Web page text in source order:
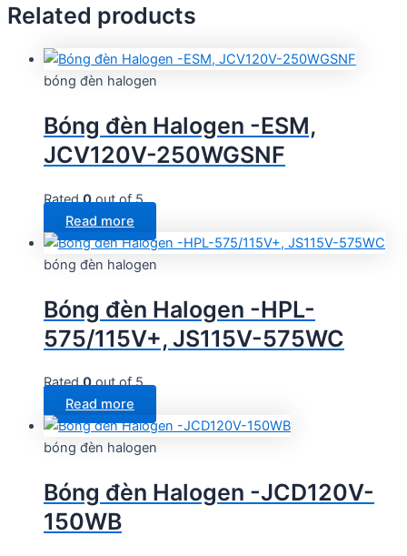
Related products
bóng đèn halogen
Bóng đèn Halogen -ESM,
JCV120V-250WGSNF
Rated0out of 5
Read more
bóng đèn halogen
Bóng đèn Halogen -HPL-
575/115V+, JS115V-575WC
Rated0out of 5
Read more
bóng đèn halogen
Bóng đèn Halogen -JCD120V-
150WB